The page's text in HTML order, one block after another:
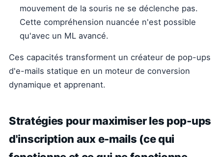
mouvement de la souris ne se déclenche pas.
Cette compréhension nuancée n'est possible
qu'avec un ML avancé.
Ces capacités transforment un créateur de pop-ups
d'e-mails statique en un moteur de conversion
dynamique et apprenant.
Stratégies pour maximiser les pop-ups
d'inscription aux e-mails (ce qui